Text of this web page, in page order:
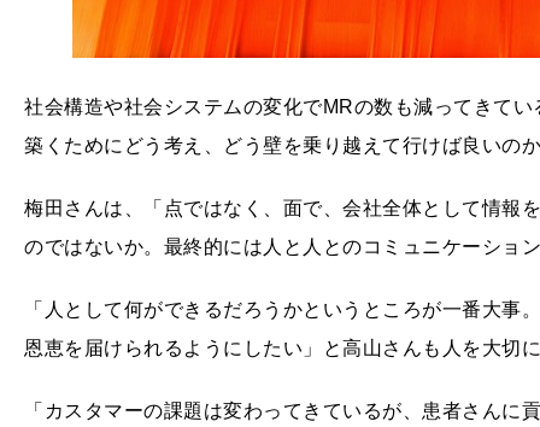
社会構造や社会システムの変化でMRの数も減ってきて
築くためにどう考え、どう壁を乗り越えて行けば良いの
梅田さんは、「点ではなく、面で、会社全体として情報
のではないか。最終的には人と人とのコミュニケーショ
「人として何ができるだろうかというところが一番大
恩恵を届けられるようにしたい」と高山さんも人を大切
「カスタマーの課題は変わってきているが、患者さん